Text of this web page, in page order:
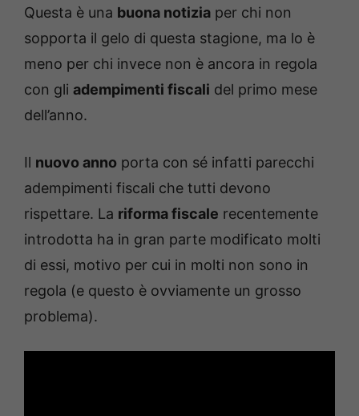
Questa è una buona notizia per chi non
sopporta il gelo di questa stagione, ma lo è
meno per chi invece non è ancora in regola
con gli adempimenti fiscali del primo mese
dell’anno.
Il nuovo anno porta con sé infatti parecchi
adempimenti fiscali che tutti devono
rispettare. La riforma fiscale recentemente
introdotta ha in gran parte modificato molti
di essi, motivo per cui in molti non sono in
regola (e questo è ovviamente un grosso
problema).